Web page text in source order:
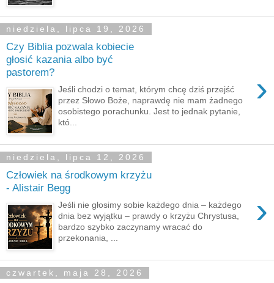
niedziela, lipca 19, 2026
Czy Biblia pozwala kobiecie
głosić kazania albo być
pastorem?
›
Jeśli chodzi o temat, którym chcę dziś przejść
przez Słowo Boże, naprawdę nie mam żadnego
osobistego porachunku. Jest to jednak pytanie,
któ...
niedziela, lipca 12, 2026
Człowiek na środkowym krzyżu
- Alistair Begg
›
Jeśli nie głosimy sobie każdego dnia – każdego
dnia bez wyjątku – prawdy o krzyżu Chrystusa,
bardzo szybko zaczynamy wracać do
przekonania, ...
czwartek, maja 28, 2026